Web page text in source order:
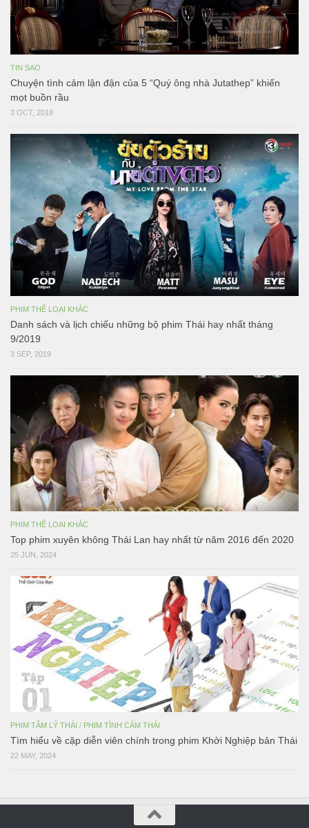
TIN SAO
Chuyện tình cảm lận đận của 5 “Quý ông nhà Jutathep” khiến
mọt buồn rầu
3 OCT, 2018
PHIM THỂ LOẠI KHÁC
Danh sách và lịch chiếu những bộ phim Thái hay nhất tháng
9/2019
3 SEP, 2019
PHIM THỂ LOẠI KHÁC
Top phim xuyên không Thái Lan hay nhất từ năm 2016 đến 2020
25 JUN, 2024
PHIM TÂM LÝ THÁI / PHIM TÌNH CẢM THÁI
Tìm hiểu về cặp diễn viên chính trong phim Khởi Nghiệp bản Thái
22 MAY, 2024